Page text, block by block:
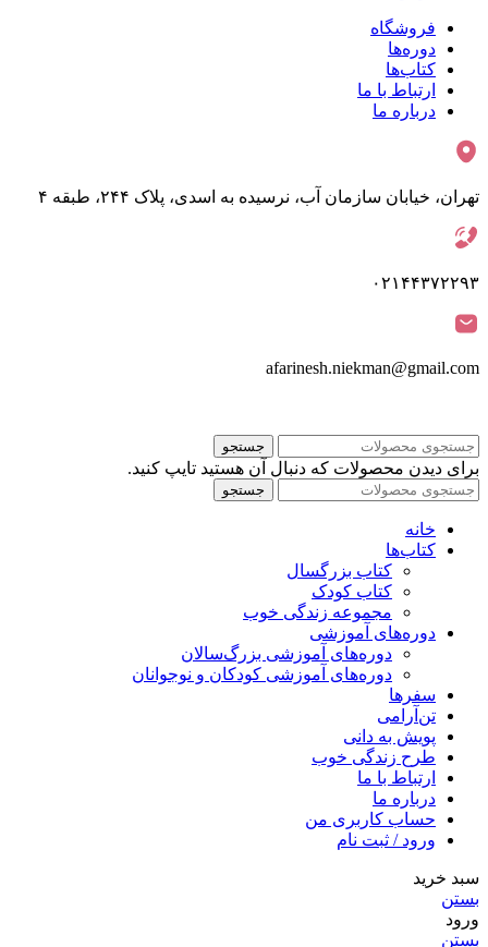
فروشگاه
دوره‌ها
کتاب‌ها
ارتباط با ما
درباره ما
تهران، خیابان سازمان آب، نرسیده به اسدی، پلاک ۲۴۴، طبقه ۴
۰۲۱۴۴۳۷۲۲۹۳
afarinesh.niekman@gmail.com
جستجو
برای دیدن محصولات که دنبال آن هستید تایپ کنید.
جستجو
خانه
کتاب‌ها
کتاب بزرگسال
کتاب کودک
مجموعه زندگی خوب
دوره‌های آموزشی
دوره‌های آموزشی بزرگ‌سالان
دوره‌های آموزشی کودکان و نوجوانان
سفرها
تن‌آرامی
پویش به دانی
طرح زندگی خوب
ارتباط با ما
درباره ما
حساب کاربری من
ورود / ثبت نام
سبد خرید
بستن
ورود
بستن